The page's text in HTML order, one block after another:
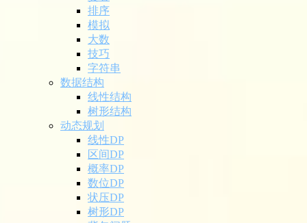
排序
模拟
大数
技巧
字符串
数据结构
线性结构
树形结构
动态规划
线性DP
区间DP
概率DP
数位DP
状压DP
树形DP